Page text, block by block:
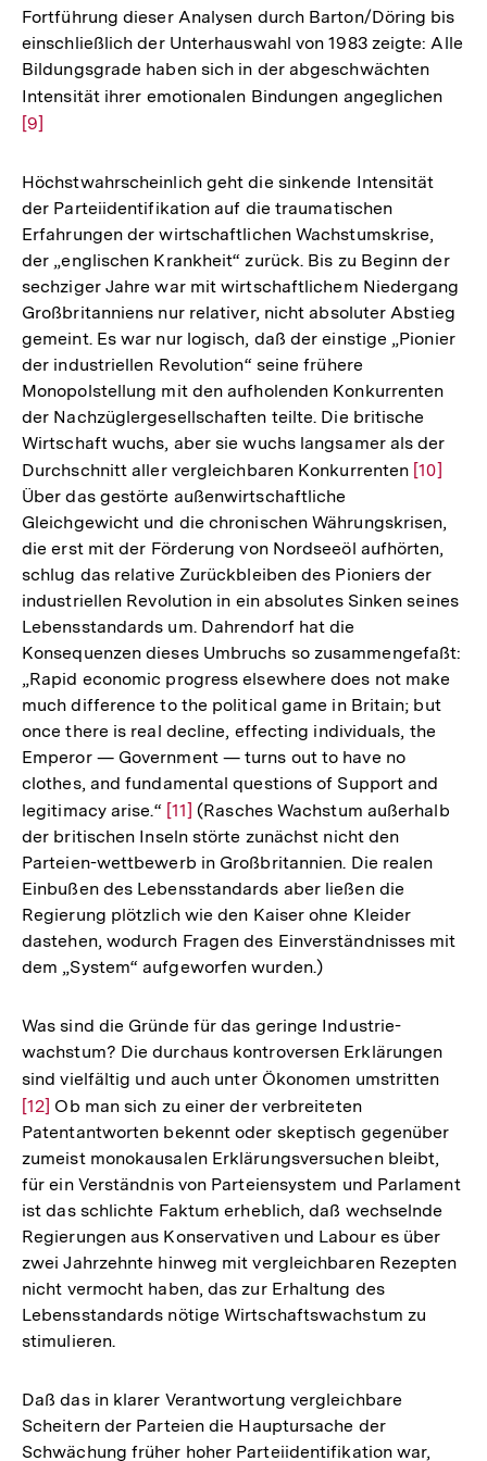
Fortführung dieser Analysen durch Barton/Döring bis
einschließlich der Unterhauswahl von 1983 zeigte: Alle
Bildungsgrade haben sich in der abgeschwächten
Intensität ihrer emotionalen Bindungen angeglichen
[9]
Höchstwahrscheinlich geht die sinkende Intensität
der Parteiidentifikation auf die traumatischen
Erfahrungen der wirtschaftlichen Wachstumskrise,
der „englischen Krankheit“ zurück. Bis zu Beginn der
sechziger Jahre war mit wirtschaftlichem Niedergang
Großbritanniens nur relativer, nicht absoluter Abstieg
gemeint. Es war nur logisch, daß der einstige „Pionier
der industriellen Revolution“ seine frühere
Monopolstellung mit den aufholenden Konkurrenten
der Nachzüglergesellschaften teilte. Die britische
Wirtschaft wuchs, aber sie wuchs langsamer als der
Durchschnitt aller vergleichbaren Konkurrenten Zur
der
Fußnote
[10]
Über das gestörte außenwirtschaftliche
Gleichgewicht und die chronischen Währungskrisen,
die erst mit der Förderung von Nordseeöl aufhörten,
schlug das relative Zurückbleiben des Pioniers der
industriellen Revolution in ein absolutes Sinken seines
Lebensstandards um. Dahrendorf hat die
Konsequenzen dieses Umbruchs so zusammengefaßt:
„Rapid economic progress elsewhere does not make
much difference to the political game in Britain; but
once there is real decline, effecting individuals, the
Emperor — Government — turns out to have no
clothes, and fundamental questions of Support and
legitimacy arise.“ Zur
Auflösung
der
Fußnote
[11] (Rasches Wachstum außerhalb
der britischen Inseln störte zunächst nicht den
Parteien-wettbewerb in Großbritannien. Die realen
Einbußen des Lebensstandards aber ließen die
Regierung plötzlich wie den Kaiser ohne Kleider
dastehen, wodurch Fragen des Einverständnisses mit
dem „System“ aufgeworfen wurden.)
Was sind die Gründe für das geringe Industrie-
wachstum? Die durchaus kontroversen Erklärungen
sind vielfältig und auch unter Ökonomen umstritten
der
[12] Ob man sich zu einer der verbreiteten
Patentantworten bekennt oder skeptisch gegenüber
zumeist monokausalen Erklärungsversuchen bleibt,
für ein Verständnis von Parteiensystem und Parlament
ist das schlichte Faktum erheblich, daß wechselnde
Regierungen aus Konservativen und Labour es über
zwei Jahrzehnte hinweg mit vergleichbaren Rezepten
nicht vermocht haben, das zur Erhaltung des
Lebensstandards nötige Wirtschaftswachstum zu
stimulieren.
Daß das in klarer Verantwortung vergleichbare
Scheitern der Parteien die Hauptursache der
Schwächung früher hoher Parteiidentifikation war,